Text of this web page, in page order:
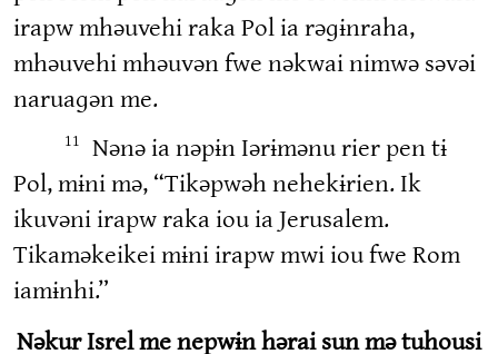
irapw mhəuvehi raka Pol ia rəɡɨnraha,
mhəuvehi mhəuvən fwe nəkwai nimwə səvəi
naruaɡən me.
11
Nənə ia nəpɨn Iərɨmənu rier pen tɨ
Pol, mɨni mə, “Tikəpwəh nehekɨrien. Ik
ikuvəni irapw raka iou ia Jerusalem.
Tikaməkeikei mɨni irapw mwi iou fwe Rom
iamɨnhi.”
Nəkur Isrel me nepwɨn hərai sun mə tuhousi